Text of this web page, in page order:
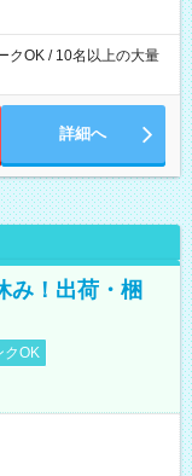
クOK / 10名以上の大量
詳細へ
み！出荷・梱
クOK